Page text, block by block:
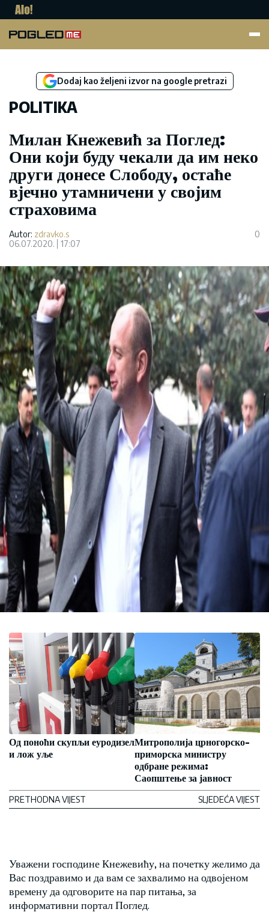
Dodaj kao željeni izvor na google pretrazi
POLITIKA
Милан Кнежевић за Поглед:
Они који буду чекали да им неко
други донесе Слободу, остаће
вјечно утамничени у својим
страховима
Autor: zdravko.s
06.07.2020.
17:07
0
Од поноћи скупљи еуродизел
и лож уље
PRETHODNA VIJEST
Митрополија црногорско-
приморска министру
одбране режима:
Саопштење за јавност
SLJEDEĆA VIJEST
Уважени господине Кнежевићу, на почетку желимо да
Вас поздравимо и да вам се захвалимо на одвојеном
времену да одговорите на пар питања, за
информативни портал Поглед.